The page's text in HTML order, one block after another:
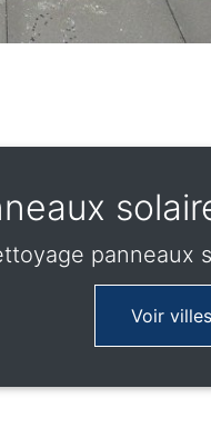
panneaux
Voir